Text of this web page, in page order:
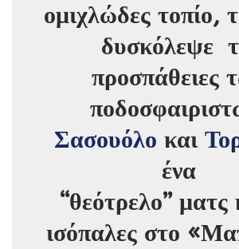
ομιχλώδες τοπίο,
δυσκόλεψε
προσπάθειες
Σασουόλο και
ένα
“θεότρελο” ματς
ισόπαλες στο